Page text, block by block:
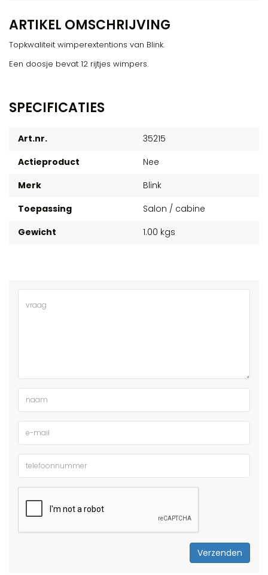
ARTIKEL OMSCHRIJVING
Topkwaliteit wimperextentions van Blink.
Een doosje bevat 12 rijtjes wimpers.
SPECIFICATIES
Art.nr.
35215
Actieproduct
Nee
Merk
Blink
Toepassing
Salon / cabine
Gewicht
1.00 kgs
Verzenden